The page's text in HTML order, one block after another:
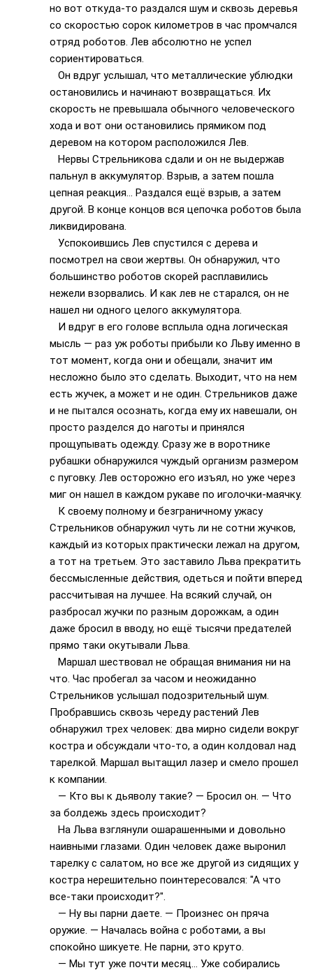
но вот откуда-то раздался шум и сквозь деревья
со скоростью сорок километров в час промчался
отряд роботов. Лев абсолютно не успел
сориентироваться.
Он вдруг услышал, что металлические ублюдки
остановились и начинают возвращаться. Их
скорость не превышала обычного человеческого
хода и вот они остановились прямиком под
деревом на котором расположился Лев.
Нервы Стрельникова сдали и он не выдержав
пальнул в аккумулятор. Взрыв, а затем пошла
цепная реакция… Раздался ещё взрыв, а затем
другой. В конце концов вся цепочка роботов была
ликвидирована.
Успокоившись Лев спустился с дерева и
посмотрел на свои жертвы. Он обнаружил, что
большинство роботов скорей расплавились
нежели взорвались. И как лев не старался, он не
нашел ни одного целого аккумулятора.
И вдруг в его голове всплыла одна логическая
мысль — раз уж роботы прибыли ко Льву именно в
тот момент, когда они и обещали, значит им
несложно было это сделать. Выходит, что на нем
есть жучек, а может и не один. Стрельников даже
и не пытался осознать, когда ему их навешали, он
просто разделся до наготы и принялся
прощупывать одежду. Сразу же в воротнике
рубашки обнаружился чуждый организм размером
с пуговку. Лев осторожно его изъял, но уже через
миг он нашел в каждом рукаве по иголочки-маячку.
К своему полному и безграничному ужасу
Стрельников обнаружил чуть ли не сотни жучков,
каждый из которых практически лежал на другом,
а тот на третьем. Это заставило Льва прекратить
бессмысленные действия, одеться и пойти вперед
рассчитывая на лучшее. На всякий случай, он
разбросал жучки по разным дорожкам, а один
даже бросил в вводу, но ещё тысячи предателей
прямо таки окутывали Льва.
Маршал шествовал не обращая внимания ни на
что. Час пробегал за часом и неожиданно
Стрельников услышал подозрительный шум.
Пробравшись сквозь череду растений Лев
обнаружил трех человек: два мирно сидели вокруг
костра и обсуждали что-то, а один колдовал над
тарелкой. Маршал вытащил лазер и смело прошел
к компании.
— Кто вы к дьяволу такие? — Бросил он. — Что
за болдежь здесь происходит?
На Льва взглянули ошарашенными и довольно
наивными глазами. Один человек даже выронил
тарелку с салатом, но все же другой из сидящих у
костра нерешительно поинтересовался: "А что
все-таки происходит?".
— Ну вы парни даете. — Произнес он пряча
оружие. — Началась война с роботами, а вы
спокойно шикуете. Не парни, это круто.
— Мы тут уже почти месяц… Уже собирались